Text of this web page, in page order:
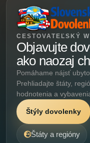
CESTOVATEĽSKÝ
Objavujte
ako naozaj
Pomáhame nájsť
Prehliadajte štáty,
hodnotenia a
Štýly dovolenky
Štáty a regióny